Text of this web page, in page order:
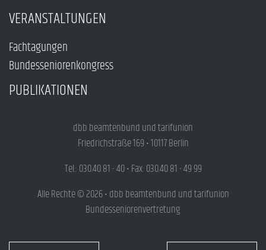
VERANSTALTUNGEN
Fachtagungen
Bundesseniorenkongress
PUBLIKATIONEN
dbb beamtenbund und tarifunion
Friedrichstraße 169 • 10117 Berlin
Tel.: 030.40 81 - 40 • Fax: 030.40 81 - 49 99
Alle Rechte © 2026 • dbb beamtenbund und tarifunion
Bundesseniorenvertretung